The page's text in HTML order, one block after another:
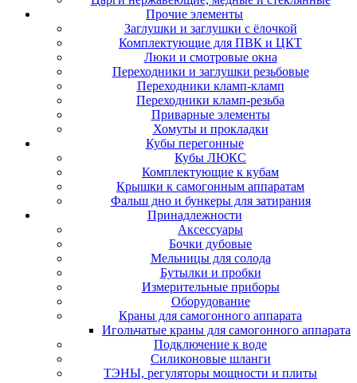
Прочие элементы
Заглушки и заглушки с ёлочкой
Комплектующие для ПВК и ЦКТ
Люки и смотровые окна
Переходники и заглушки резьбовые
Переходники кламп-кламп
Переходники кламп-резьба
Приварные элементы
Хомуты и прокладки
Кубы перегонные
Кубы ЛЮКС
Комплектующие к кубам
Крышки к самогонным аппаратам
Фальш дно и бункеры для затирания
Принадлежности
Аксессуары
Бочки дубовые
Мельницы для солода
Бутылки и пробки
Измерительные приборы
Оборудование
Краны для самогонного аппарата
Игольчатые краны для самогонного аппарата
Подключение к воде
Силиконовые шланги
ТЭНЫ, регуляторы мощности и плиты